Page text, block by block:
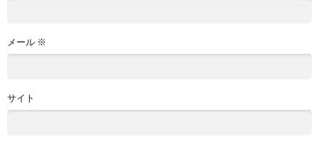
メール ※
サイト